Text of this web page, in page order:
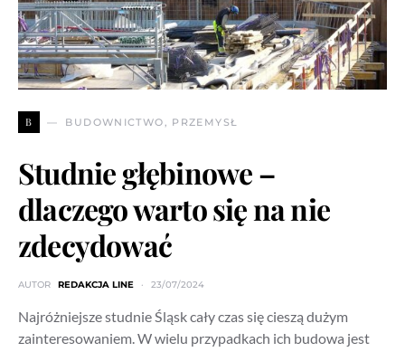
B BUDOWNICTWO, PRZEMYSŁ
Studnie głębinowe –
dlaczego warto się na nie
zdecydować
AUTOR REDAKCJA LINE 23/07/2024
Najróżniejsze studnie Śląsk cały czas się cieszą dużym
zainteresowaniem. W wielu przypadkach ich budowa jest